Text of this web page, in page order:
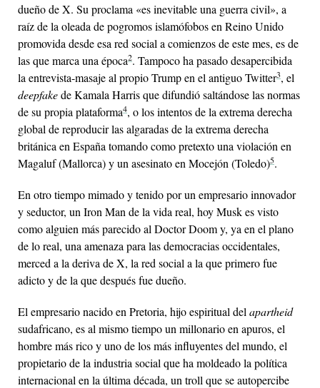
dueño de X. Su proclama «es inevitable una guerra civil», a
raíz de la oleada de pogromos islamófobos en Reino Unido
promovida desde esa red social a comienzos de este mes, es de
las que marca una época2. Tampoco ha pasado desapercibida
la entrevista-masaje al propio Trump en el antiguo Twitter3, el
deepfakede Kamala Harris que difundió saltándose las normas
de su propia plataforma4, o los intentos de la extrema derecha
global de reproducir las algaradas de la extrema derecha
británica en España tomando como pretexto una violación en
Magaluf (Mallorca) y un asesinato en Mocejón (Toledo)5.
En otro tiempo mimado y tenido por un empresario innovador
y seductor, un Iron Man de la vida real, hoy Musk es visto
como alguien más parecido al Doctor Doom y, ya en el plano
de lo real, una amenaza para las democracias occidentales,
merced a la deriva de X, la red social a la que primero fue
adicto y de la que después fue dueño.
El empresario nacido en Pretoria, hijo espiritual del apartheid
sudafricano, es al mismo tiempo un millonario en apuros, el
hombre más rico y uno de los más influyentes del mundo, el
propietario de la industria social que ha moldeado la política
internacional en la última década, un troll que se autopercibe